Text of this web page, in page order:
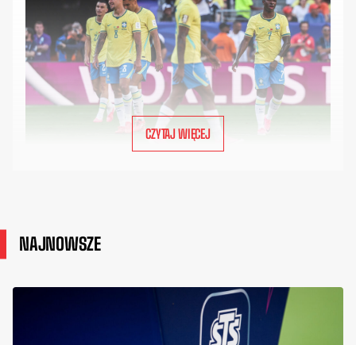
CZYTAJ WIĘCEJ
NAJNOWSZE